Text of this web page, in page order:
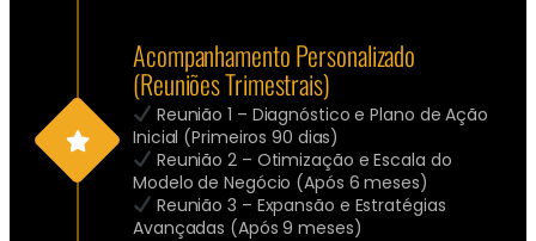
Acompanhamento Personalizado
(Reuniões Trimestrais)
Reunião 1 – Diagnóstico e Plano de Ação
Inicial (Primeiros 90 dias)
Reunião 2 – Otimização e Escala do
Modelo de Negócio (Após 6 meses)
Reunião 3 – Expansão e Estratégias
Avançadas (Após 9 meses)